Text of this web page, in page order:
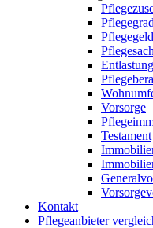
Pflegegeld
Vorsorge
Testament
Kontakt
Pflegeanbieter